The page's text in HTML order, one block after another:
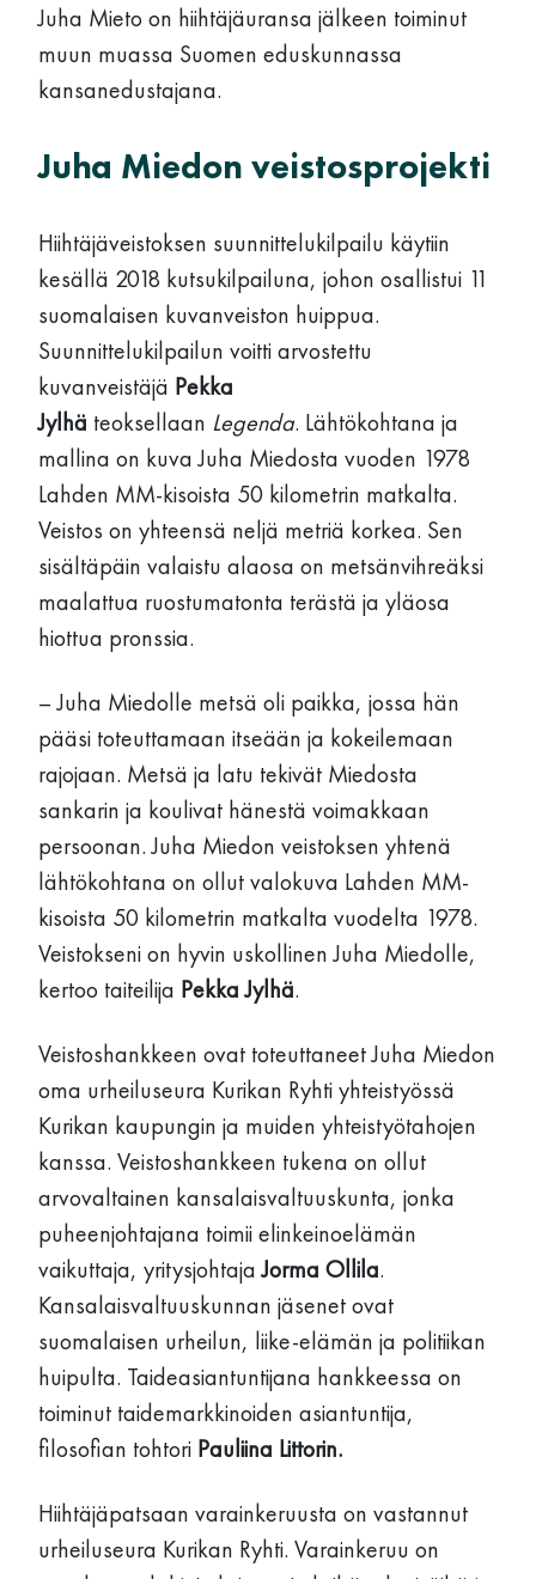
Juha Mieto on hiihtäjäuransa jälkeen toiminut
muun muassa Suomen eduskunnassa
kansanedustajana.
Juha Miedon veistosprojekti
Hiihtäjäveistoksen suunnittelukilpailu käytiin
kesällä 2018 kutsukilpailuna, johon osallistui 11
suomalaisen kuvanveiston huippua.
Suunnittelukilpailun voitti arvostettu
kuvanveistäjä Pekka
Jylhä teoksellaan Legenda. Lähtökohtana ja
mallina on kuva Juha Miedosta vuoden 1978
Lahden MM-kisoista 50 kilometrin matkalta.
Veistos on yhteensä neljä metriä korkea. Sen
sisältäpäin valaistu alaosa on metsänvihreäksi
maalattua ruostumatonta terästä ja yläosa
hiottua pronssia.
– Juha Miedolle metsä oli paikka, jossa hän
pääsi toteuttamaan itseään ja kokeilemaan
rajojaan. Metsä ja latu tekivät Miedosta
sankarin ja koulivat hänestä voimakkaan
persoonan. Juha Miedon veistoksen yhtenä
lähtökohtana on ollut valokuva Lahden MM-
kisoista 50 kilometrin matkalta vuodelta 1978.
Veistokseni on hyvin uskollinen Juha Miedolle,
kertoo taiteilija Pekka Jylhä.
Veistoshankkeen ovat toteuttaneet Juha Miedon
oma urheiluseura Kurikan Ryhti yhteistyössä
Kurikan kaupungin ja muiden yhteistyötahojen
kanssa. Veistoshankkeen tukena on ollut
arvovaltainen kansalaisvaltuuskunta, jonka
puheenjohtajana toimii elinkeinoelämän
vaikuttaja, yritysjohtajaJorma Ollila.
Kansalaisvaltuuskunnan jäsenet ovat
suomalaisen urheilun, liike-elämän ja politiikan
huipulta. Taideasiantuntijana hankkeessa on
toiminut taidemarkkinoiden asiantuntija,
filosofian tohtori Pauliina Littorin.
Hiihtäjäpatsaan varainkeruusta on vastannut
urheiluseura Kurikan Ryhti. Varainkeruu on